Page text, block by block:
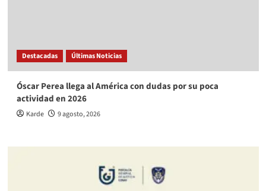
Destacadas Últimas Noticias
Óscar Perea llega al América con dudas por su poca
actividad en 2026
Karde 9 agosto, 2026